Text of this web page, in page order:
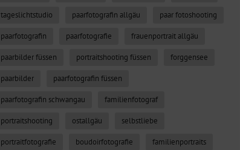
tageslichtstudio paarfotografin allgäu paar fotoshooting
paarfotografin paarfotografie frauenportrait allgäu
paarbilder füssen portraitshooting füssen forggensee
paarbilder paarfotografin füssen
paarfotografin schwangau familienfotograf
portraitshooting ostallgäu selbstliebe
portraitfotografie boudoirfotografie familienportraits